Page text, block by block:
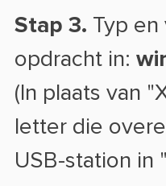
Stap 3. Typ
opdracht in:
(In plaats van
letter die
USB-station in